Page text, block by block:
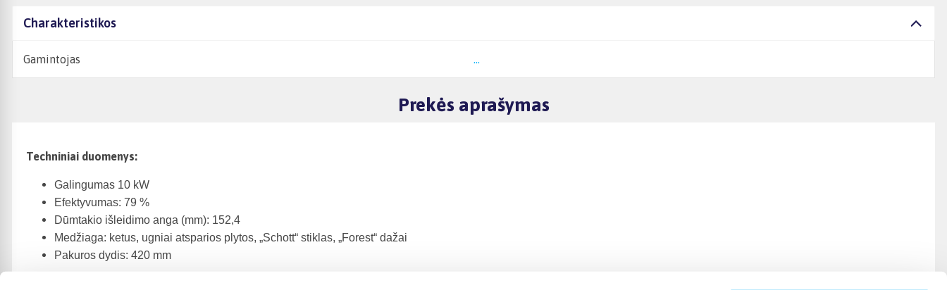
Charakteristikos
Gamintojas ...
Prekės aprašymas
Techniniai duomenys:
Galingumas 10 kW
Efektyvumas: 79 %
Dūmtakio išleidimo anga (mm): 152,4
Medžiaga: ketus, ugniai atsparios plytos, „Schott“ stiklas, „Forest“ dažai
Pakuros dydis: 420 mm